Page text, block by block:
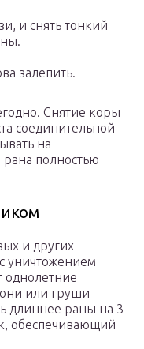
и снять тонкий
залепить.
Снятие коры
соединительной
на
полностью
и других
уничтожением
однолетние
или груши
длиннее раны на 3-
обеспечивающий